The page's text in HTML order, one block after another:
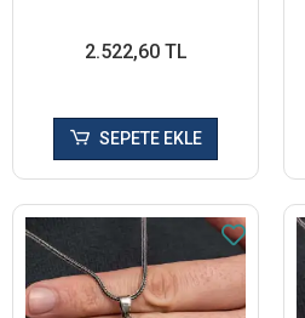
2.522,60 TL
SEPETE EKLE